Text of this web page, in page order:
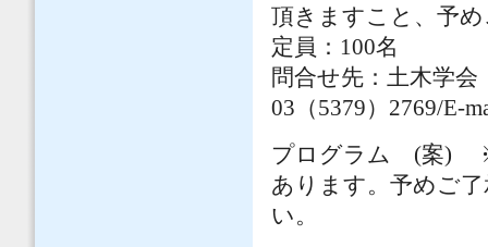
頂きますこと、予
定員：100名
問合せ先：土木学
03（5379）2769/E-
プログラム (案) ※
あります。予めご